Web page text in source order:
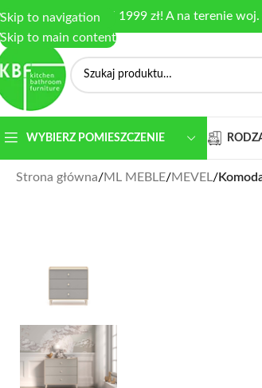
Skip to navigation
Skip to main content
dostawa od 1999 zł! A na terenie
WYBIERZ POMIESZCZENIE
Strona główna/ML MEBLE/MEVEL/